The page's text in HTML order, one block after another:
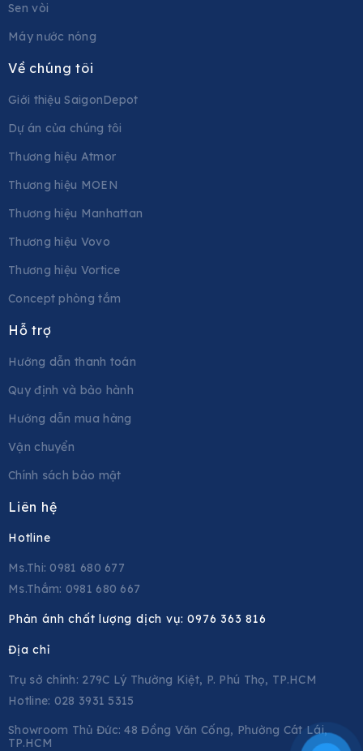
Sen vòi
Máy nước nóng
Về chúng tôi
Giới thiệu SaigonDepot
Dự án của chúng tôi
Thương hiệu Atmor
Thương hiệu MOEN
Thương hiệu Manhattan
Thương hiệu Vovo
Thương hiệu Vortice
Concept phòng tắm
Hỗ trợ
Hướng dẫn thanh toán
Quy định và bảo hành
Hướng dẫn mua hàng
Vận chuyển
Chính sách bảo mật
Liên hệ
Hotline
Ms.Thi: 0981 680 677
Ms.Thắm: 0981 680 667
Phản ánh chất lượng dịch vụ:0976 363 816
Địa chỉ
Trụ sở chính: 279C Lý Thường Kiệt, P. Phú Thọ, TP.HCM
Hotline: 028 3931 5315
Showroom Thủ Đức: 48 Đồng Văn Cống, Phường Cát Lái,
TP.HCM